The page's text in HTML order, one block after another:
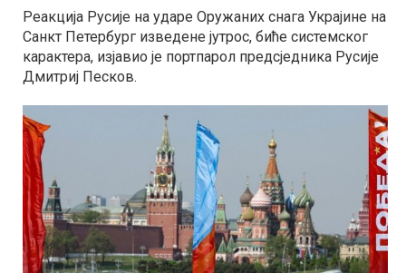
Реакција Русије на ударе Оружаних снага Украјине на
Санкт Петербург изведене јутрос, биће системског
карактера, изјавио је портпарол предсједника Русије
Дмитриј Песков.